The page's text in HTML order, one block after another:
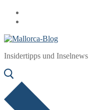
Zum
Inhalt
Menü
Schließen
Insidertipps und Inselnews